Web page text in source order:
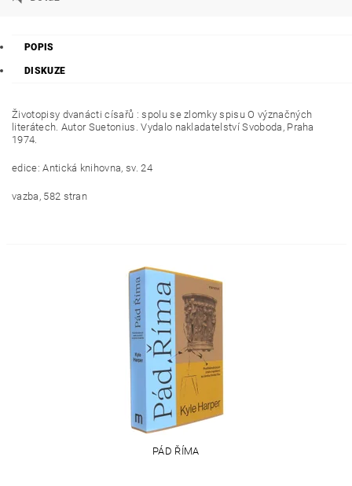
POPIS
DISKUZE
Životopisy dvanácti císařů : spolu se zlomky spisu O význačných
literátech. Autor Suetonius. Vydalo nakladatelství Svoboda, Praha
1974.
edice: Antická knihovna, sv. 24
vazba, 582 stran
PÁD ŘÍMA